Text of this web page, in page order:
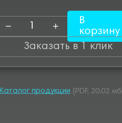
В
корзину
Заказать в 1 клик
Каталог продукции (PDF, 20.02